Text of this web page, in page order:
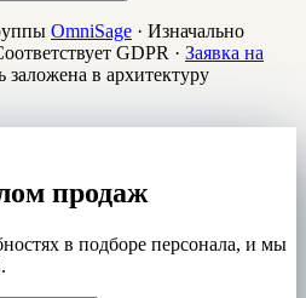
OmniSage · Изначально
GDPR · Заявка на
заложена в архитектуру
продаж
в подборе персонала, и мы